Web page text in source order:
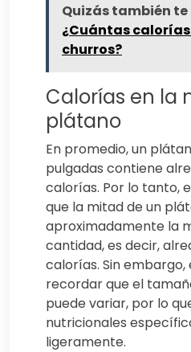
Quizás también te
¿Cuántas
churros?
Calorías en la
plátano
En promedio, un
pulgadas contiene
calorías. Por lo tanto,
que la mitad de un
aproximadamente la
cantidad, es decir,
calorías. Sin
recordar que el
puede variar, por lo
nutricionales
ligeramente.